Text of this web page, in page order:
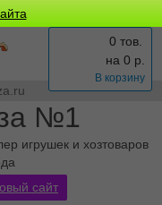
№1
игрушек и хозтоваров
0 тов.
на 0 р.
В корзину
сайт